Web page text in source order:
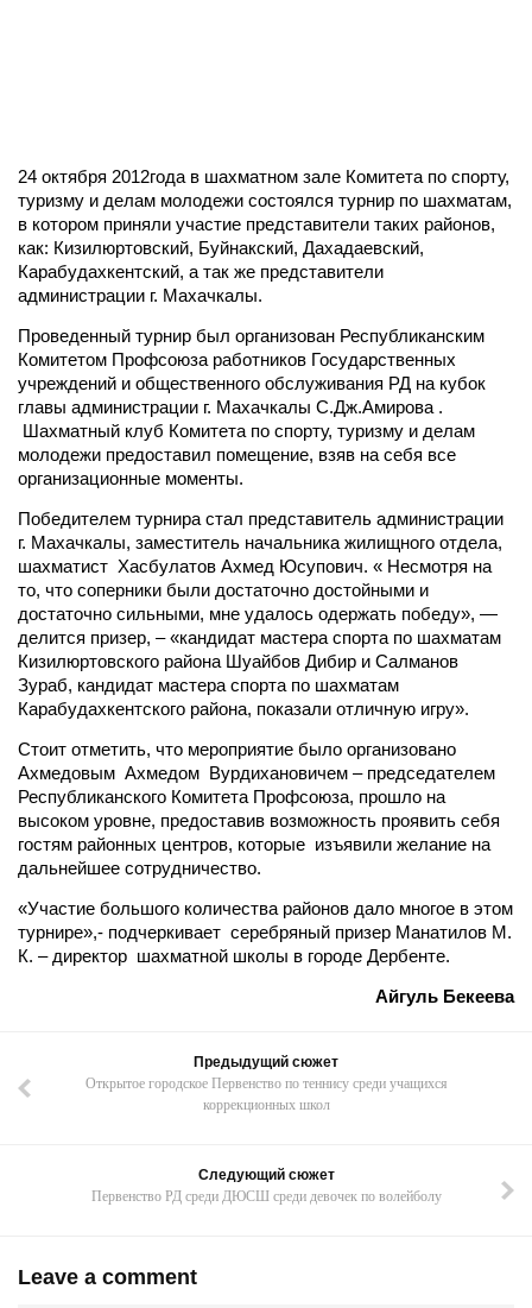
24 октября 2012года в шахматном зале Комитета по спорту,
туризму и делам молодежи состоялся турнир по шахматам,
в котором приняли участие представители таких районов,
как: Кизилюртовский, Буйнакский, Дахадаевский,
Карабудахкентский, а так же представители
администрации г. Махачкалы.
Проведенный турнир был организован Республиканским
Комитетом Профсоюза работников Государственных
учреждений и общественного обслуживания РД на кубок
главы администрации г. Махачкалы С.Дж.Амирова .
Шахматный клуб Комитета по спорту, туризму и делам
молодежи предоставил помещение, взяв на себя все
организационные моменты.
Победителем турнира стал представитель администрации
г. Махачкалы, заместитель начальника жилищного отдела,
шахматист Хасбулатов Ахмед Юсупович. « Несмотря на
то, что соперники были достаточно достойными и
достаточно сильными, мне удалось одержать победу», —
делится призер, – «кандидат мастера спорта по шахматам
Кизилюртовского района Шуайбов Дибир и Салманов
Зураб, кандидат мастера спорта по шахматам
Карабудахкентского района, показали отличную игру».
Стоит отметить, что мероприятие было организовано
Ахмедовым Ахмедом Вурдихановичем – председателем
Республиканского Комитета Профсоюза, прошло на
высоком уровне, предоставив возможность проявить себя
гостям районных центров, которые изъявили желание на
дальнейшее сотрудничество.
«Участие большого количества районов дало многое в этом
турнире»,- подчеркивает серебряный призер Манатилов М.
К. – директор шахматной школы в городе Дербенте.
Айгуль Бекеева
Предыдущий сюжет
Открытое городское Первенство по теннису среди учащихся
коррекционных школ
Следующий сюжет
Первенство РД среди ДЮСШ среди девочек по волейболу
Leave a comment